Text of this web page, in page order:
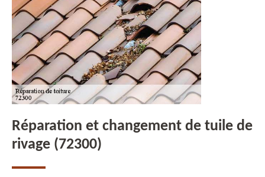
Réparation et changement de tuile de
rivage (72300)